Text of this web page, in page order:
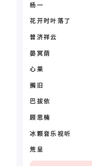
杨一
花开时叶落了
普济祥云
晏冥荫
心果
搁旧
巴拔依
顾思楠
冰颗音乐视听
荒呈